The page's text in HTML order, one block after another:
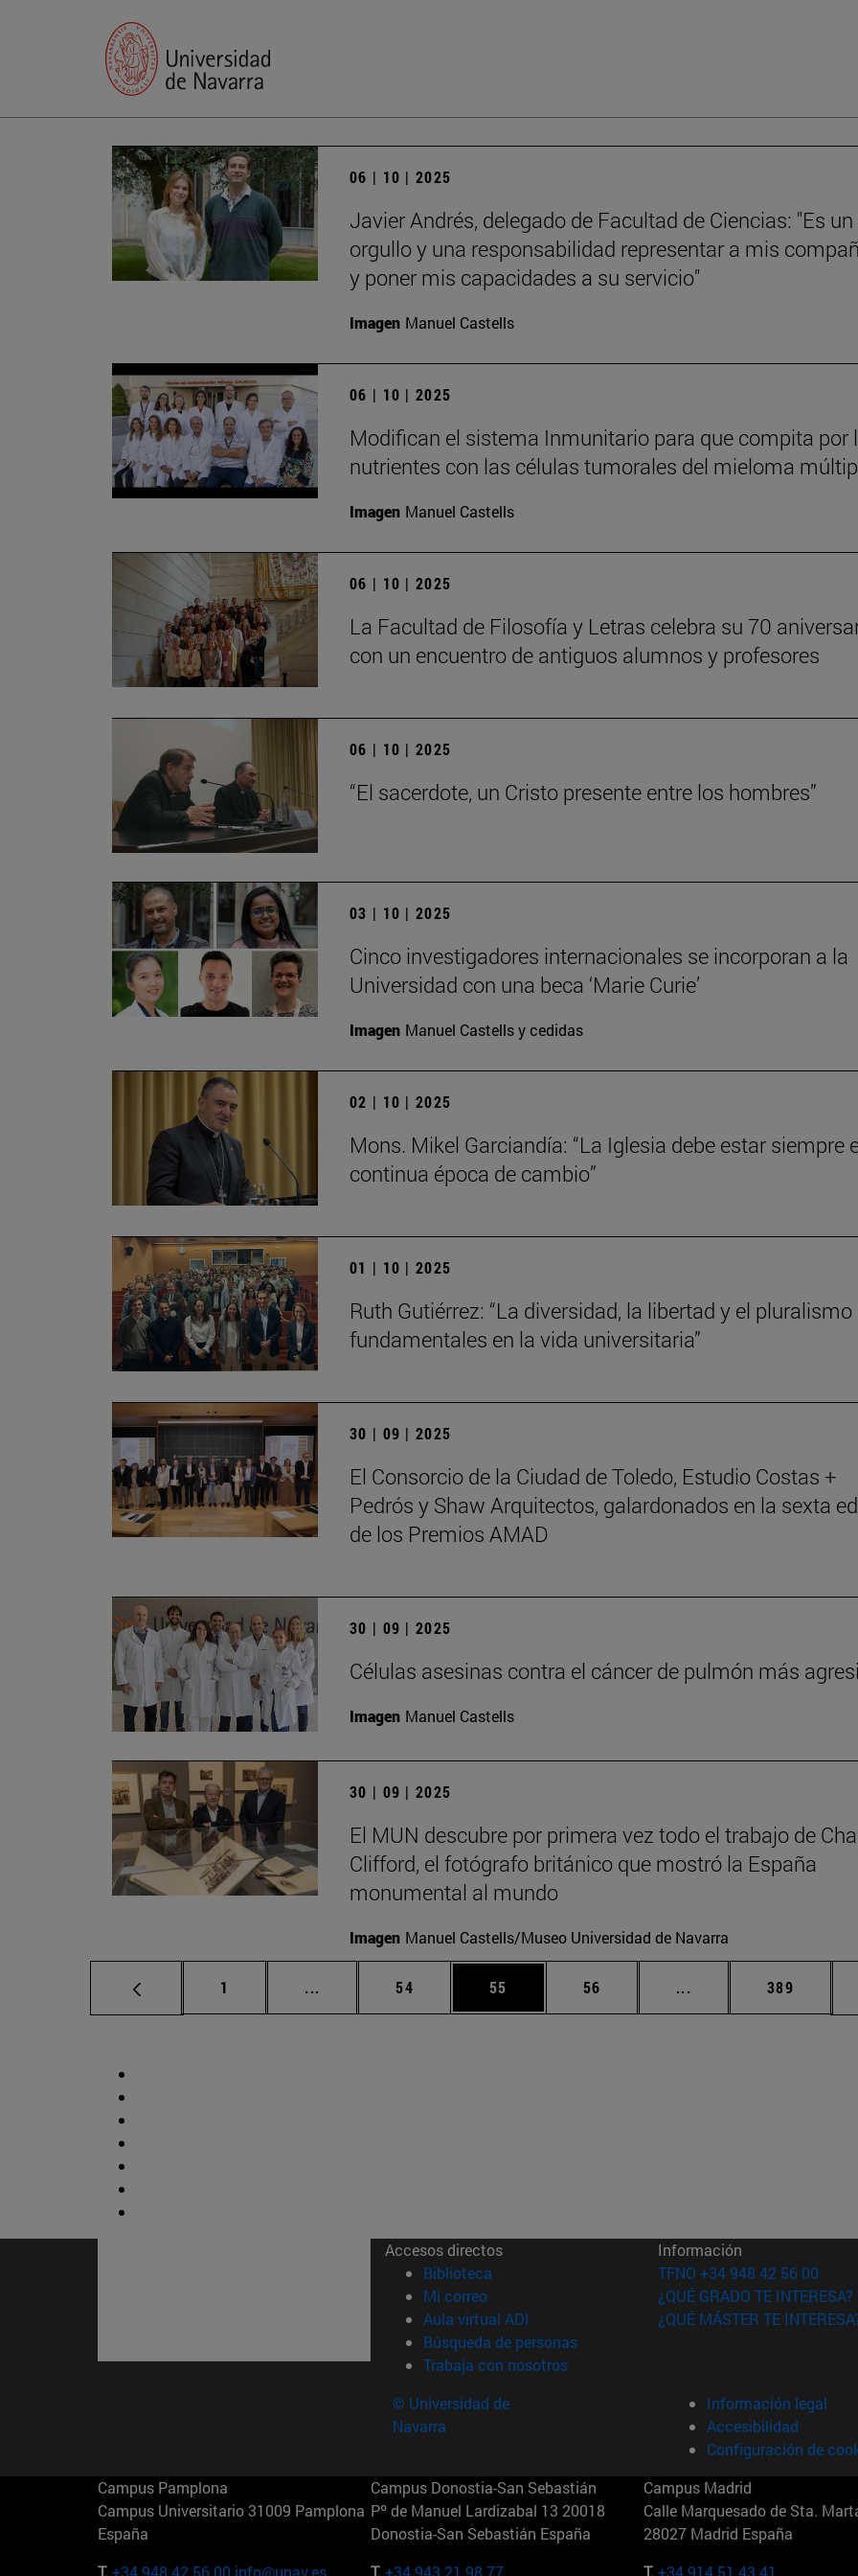
06 | 10 | 2025
Javier Andrés, delegado de Facultad de Ciencias: "Es un
orgullo y una responsabilidad representar a mis
y poner mis capacidades a su servicio"
Imagen Manuel Castells
06 | 10 | 2025
Modifican el sistema Inmunitario para que compita por
nutrientes con las células tumorales del mieloma
Imagen Manuel Castells
06 | 10 | 2025
La Facultad de Filosofía y Letras celebra su 70
con un encuentro de antiguos alumnos y profesores
06 | 10 | 2025
“El sacerdote, un Cristo presente entre los hombres”
03 | 10 | 2025
Cinco investigadores internacionales se incorporan a la
Universidad con una beca ‘Marie Curie’
Imagen Manuel Castells y cedidas
02 | 10 | 2025
Mons. Mikel Garciandía: “La Iglesia debe estar siempre
continua época de cambio”
01 | 10 | 2025
Ruth Gutiérrez: “La diversidad, la libertad y el
fundamentales en la vida universitaria”
30 | 09 | 2025
El Consorcio de la Ciudad de Toledo, Estudio Costas +
Pedrós y Shaw Arquitectos, galardonados en la sexta
de los Premios AMAD
30 | 09 | 2025
Células asesinas contra el cáncer de pulmón más
Imagen Manuel Castells
30 | 09 | 2025
El MUN descubre por primera vez todo el trabajo de
Clifford, el fotógrafo británico que mostró la España
monumental al mundo
Imagen Manuel Castells/Museo Universidad de Navarra
Página
1 ... Páginas intermedias Use TAB para desplazarse.
Página
54 Página
55 Página
56 ... Páginas intermedias
Página
389
Accesos directos
Biblioteca (abre en nueva ventana)
Mi correo(abre en nueva ventana)
Aula virtual ADI (abre en nueva ventana)
Búsqueda de personas(abre en nueva ventana)
Trabaja con nosotros(abre en nueva ventana)
Información
TFNO +34 948 42 56 00
¿QUÉ GRADO TE INTERESA?
¿QUÉ MÁSTER TE
© Universidad de
Navarra
Información legal
Accesibilidad
Configuración de
Campus Pamplona
Campus Universitario 31009 Pamplona
España
T. +34 948 42 56 00 info@unav.es
Campus Donostia-San Sebastián
Pº de Manuel Lardizabal 13 20018
Donostia-San Sebastián España
T. +34 943 21 98 77
Campus Madrid
Calle Marquesado de Sta.
28027 Madrid España
T. +34 914 51 43 41